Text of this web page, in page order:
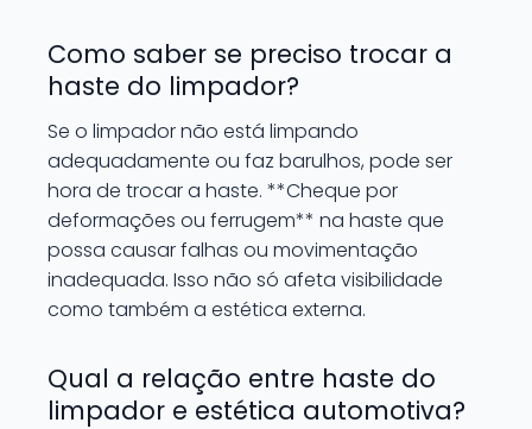
Como saber se preciso trocar a
haste do limpador?
Se o limpador não está limpando
adequadamente ou faz barulhos, pode ser
hora de trocar a haste. **Cheque por
deformações ou ferrugem** na haste que
possa causar falhas ou movimentação
inadequada. Isso não só afeta visibilidade
como também a estética externa.
Qual a relação entre haste do
limpador e estética automotiva?